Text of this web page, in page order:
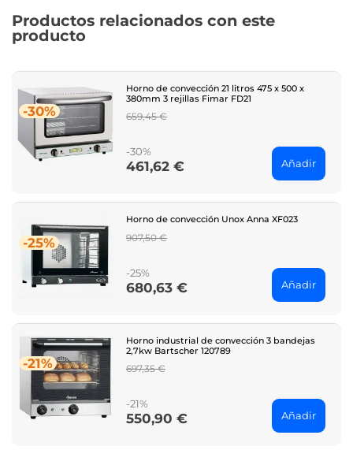
Productos relacionados con este
producto
-30%
Horno de convección 21 litros 475 x 500 x
380mm 3 rejillas Fimar FD21
Regular
659,45 €
-30%
Price
461,62 € Añadir
-25%
Horno de convección Unox Anna XF023
Regular
907,50 €
-25%
Price
680,63 € Añadir
-21%
Horno industrial de convección 3 bandejas
2,7kw Bartscher 120789
Regular
697,35 €
-21%
Price
550,90 € Añadir